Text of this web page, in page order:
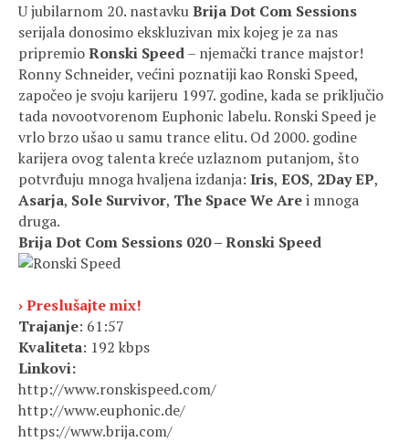
U jubilarnom 20. nastavkuBrija Dot Com Sessions
serijala donosimo ekskluzivan mix kojeg je za nas
pripremioRonski Speed– njemački trance majstor!
Ronny Schneider, većini poznatiji kao Ronski Speed,
započeo je svoju karijeru 1997. godine, kada se priključio
tada novootvorenom Euphonic labelu. Ronski Speed je
vrlo brzo ušao u samu trance elitu. Od 2000. godine
karijera ovog talenta kreće uzlaznom putanjom, što
potvrđuju mnoga hvaljena izdanja: Iris, EOS, 2Day EP,
Asarja, Sole Survivor, The Space We Arei mnoga
druga.
Brija Dot Com Sessions 020 – Ronski Speed
› Preslušajte mix!
Trajanje: 61:57
Kvaliteta: 192 kbps
Linkovi:
http://www.ronskispeed.com/
http://www.euphonic.de/
https://www.brija.com/